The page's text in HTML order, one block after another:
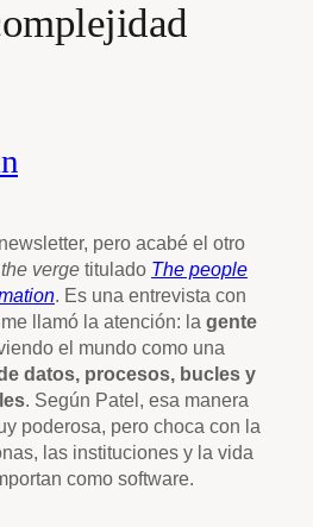
pero acabé el otro
the verge titulado The people
. Es una entrevista con
llamó la atención: la gente
el mundo como una
datos, procesos, bucles y
. Según Patel, esa manera
poderosa, pero choca con la
las instituciones y la vida
como software.